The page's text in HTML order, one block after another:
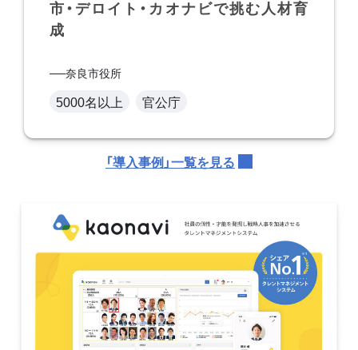
市・デロイト・カオナビで挑む人材育
成
奈良市役所
5000名以上 官公庁
「導入事例」一覧を見る